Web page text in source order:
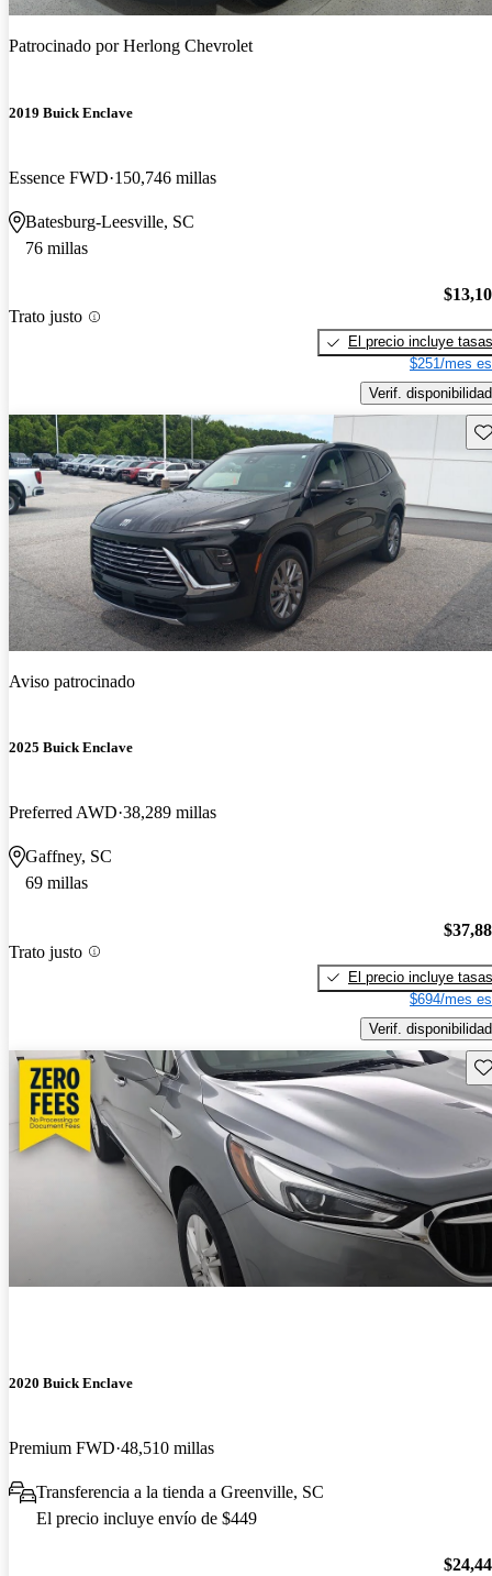
Patrocinado porHerlong Chevrolet
2019 Buick Enclave
Essence FWD 150,746 millas
Batesburg-Leesville, SC
76 millas
Trato justo
El precio incluye tasas
$251/mes
Verif. disponibilidad
Aviso patrocinado
2025 Buick Enclave
Preferred AWD 38,289 millas
Gaffney, SC
69 millas
Trato justo
El precio incluye tasas
$694/mes
Verif. disponibilidad
2020 Buick Enclave
Premium FWD 48,510 millas
Transferencia a la tienda a Greenville, SC
El precio incluye envío de $449